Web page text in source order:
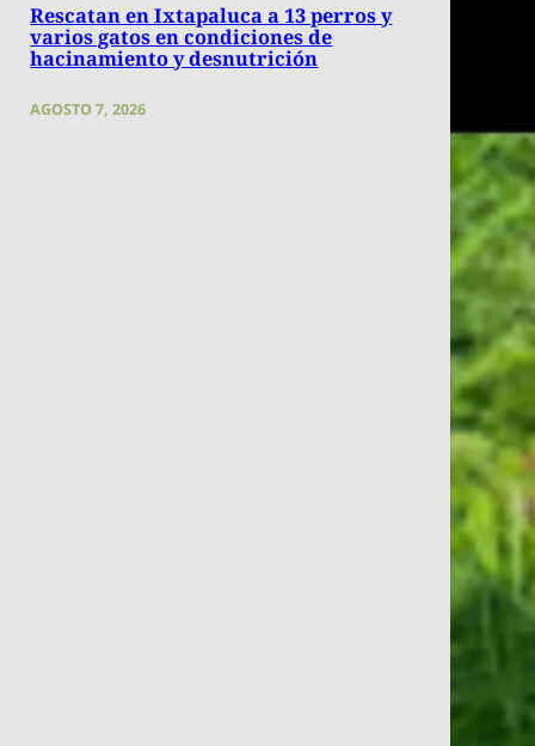
Rescatan en Ixtapaluca a 13 perros y
varios gatos en condiciones de
hacinamiento y desnutrición
AGOSTO 7, 2026